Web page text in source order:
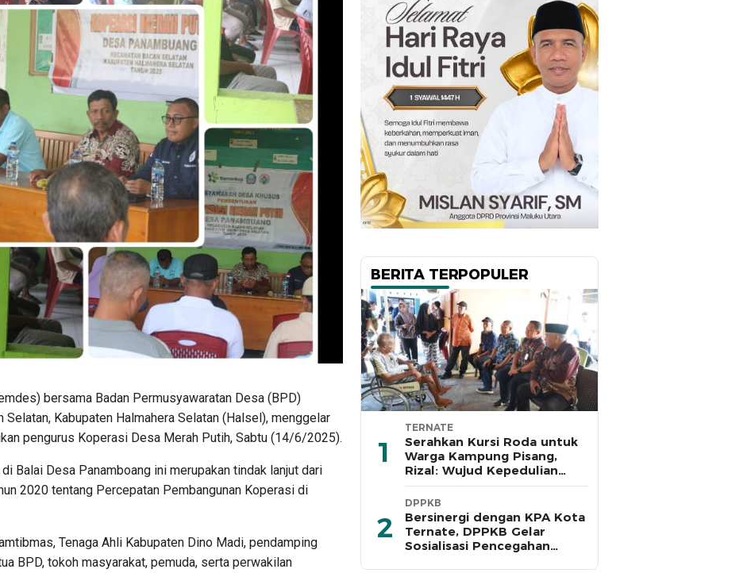
bersama Badan Permusyawaratan Desa (BPD)
Selatan, Kabupaten Halmahera Selatan (Halsel), menggelar
pengurus Koperasi Desa Merah Putih, Sabtu (14/6/2025).
Balai Desa Panamboang ini merupakan tindak lanjut dari
2020 tentang Percepatan Pembangunan Koperasi di
Tenaga Ahli Kabupaten Dino Madi, pendamping
BPD, tokoh masyarakat, pemuda, serta perwakilan
BERITA TERPOPULER
1
TERNATE
Serahkan Kursi Roda untuk
Warga Kampung Pisang,
Rizal: Wujud Kepedulian
Pemkot dan Baznas Ternate
2
DPPKB
Bersinergi dengan KPA Kota
Ternate, DPPKB Gelar
Sosialisasi Pencegahan